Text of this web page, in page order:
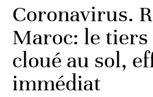
Coronavirus.
Maroc: le
cloué au sol,
immédiat